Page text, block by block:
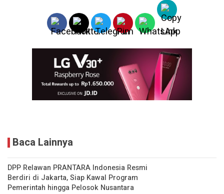
Baca Lainnya
DPP Relawan PRANTARA Indonesia Resmi
Berdiri di Jakarta, Siap Kawal Program
Pemerintah hingga Pelosok Nusantara